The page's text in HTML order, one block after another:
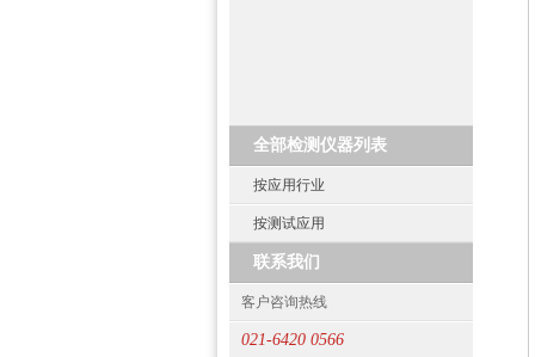
全部检测仪器列表
按应用行业
按测试应用
联系我们
客户咨询热线
021-6420 0566